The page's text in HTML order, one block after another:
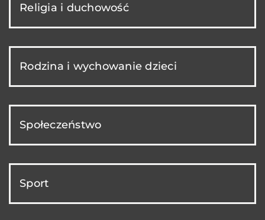
Religia i duchowość
Rodzina i wychowanie dzieci
Społeczeństwo
Sport